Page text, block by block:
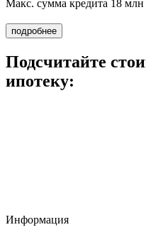
Макс. сумма кредита 18
Подсчитайте
ипотеку:
Информация